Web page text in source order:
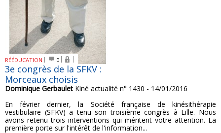
RÉÉDUCATION 0
3e congrès de la SFKV :
Morceaux choisis
Dominique Gerbaulet Kiné actualité n° 1430 - 14/01/2016
En février dernier, la Société française de kinésithérapie
vestibulaire (SFKV) a tenu son troisième congrès à Lille. Nous
avons retenu trois interventions qui méritent votre attention. La
première porte sur l'intérêt de l'information...